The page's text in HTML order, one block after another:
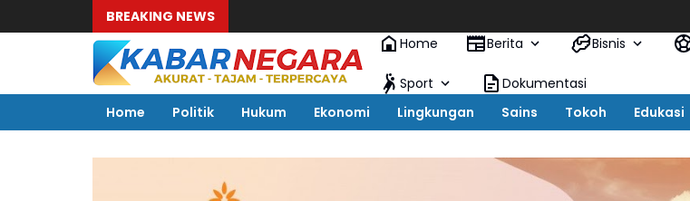
BREAKING NEWS
Home
Berita Bisnis
Sport
Dokumentasi
Home
Politik Hukum Ekonomi Lingkungan Sains Tokoh Edukasi